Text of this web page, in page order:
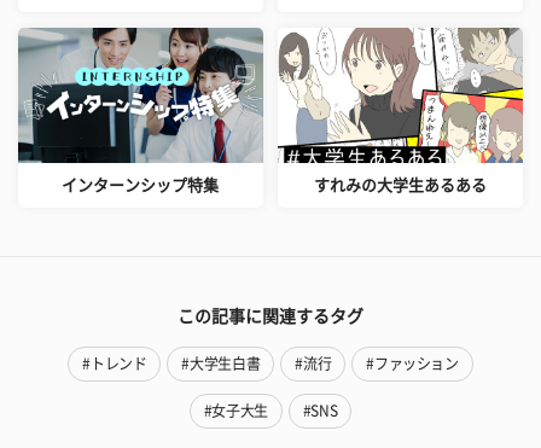
インターンシップ特集 すれみの大学生あるある
この記事に関連するタグ
#トレンド #大学生白書 #流行 #ファッション
#女子大生 #SNS